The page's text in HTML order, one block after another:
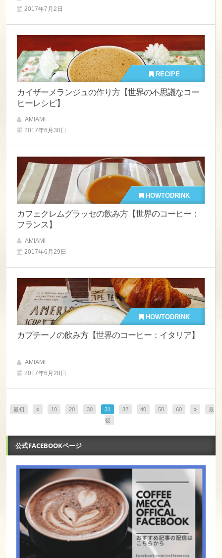
2017年7月2日
RECIPE
カイザーメランジュの作り方【世界の不思議なコー
ヒーレシピ】
AMIAMI
2017年6月30日
HOWTODRINK
カフェクレムグラッセの飲み方【世界のコーヒー：
フランス】
AMIAMI
2017年6月29日
HOWTODRINK
カプチーノの飲み方【世界のコーヒー：イタリア】
AMIAMI
2017年6月28日
最初 « 10 20 30 31 32 40 50 60 »
最
後
公式FACEBOOKページ